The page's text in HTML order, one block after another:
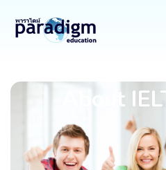
About